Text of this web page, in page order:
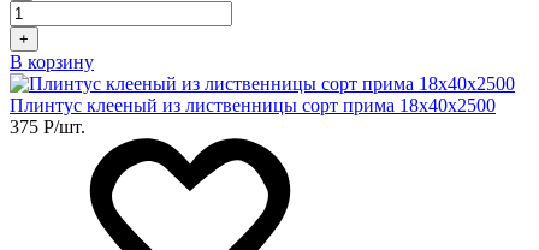
+
В корзину
Плинтус клееный из лиственницы сорт прима 18х40х2500
375 Р/шт.